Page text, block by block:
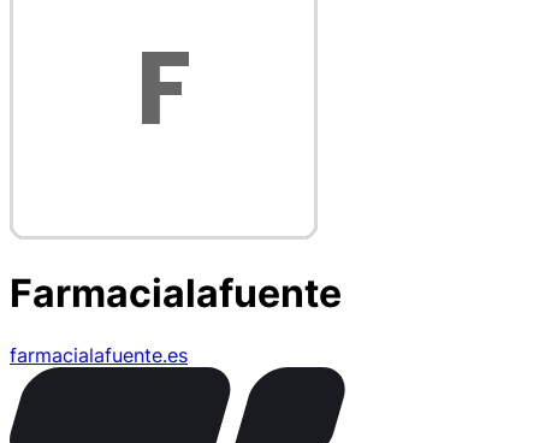
Farmacialafuente
farmacialafuente.es